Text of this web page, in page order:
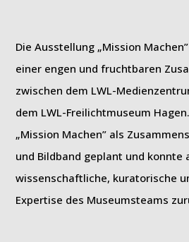
Die Ausstellung „Mission
einer engen und fruchtbaren
zwischen dem LWL-
dem LWL-Freilichtmuseum
„Mission Machen” als
und Bildband geplant und konnte
wissenschaftliche, kuratorische
Expertise des Museumsteams